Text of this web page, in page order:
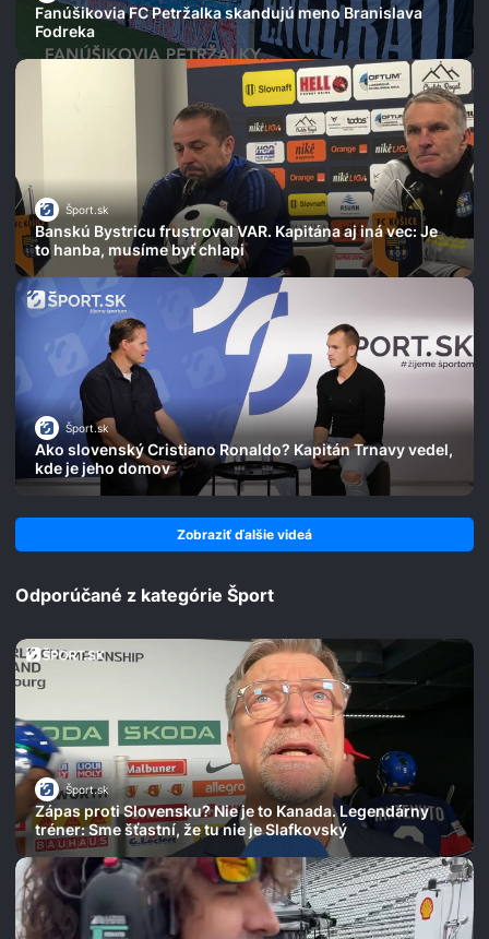
Fanúšikovia FC Petržalka skandujú meno Branislava
Fodreka
Šport.sk
Banskú Bystricu frustroval VAR. Kapitána aj iná vec: Je
to hanba, musíme byť chlapi
Šport.sk
Ako slovenský Cristiano Ronaldo? Kapitán Trnavy vedel,
kde je jeho domov
Zobraziť ďalšie videá
Odporúčané z kategórie Šport
Šport.sk
Zápas proti Slovensku? Nie je to Kanada. Legendárny
tréner: Sme šťastní, že tu nie je Slafkovský